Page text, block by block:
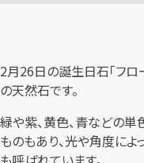
2月26日の誕生日石「フロ
の天然石です。
緑や紫、黄色、青などの
ものもあり、光や角度によ